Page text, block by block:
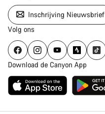
Inschrijving Nieuwsbrief
Volg ons
Download de Canyon App